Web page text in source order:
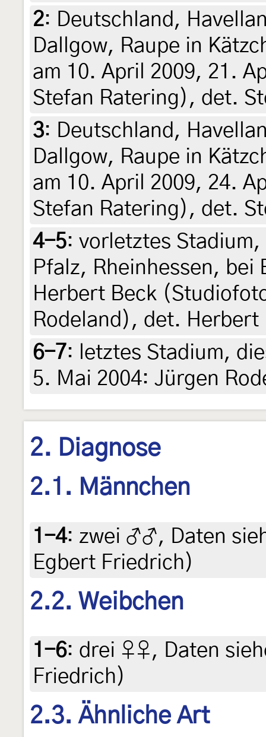
2: Deutschland,
Dallgow, Raupe in
am 10. April 2009, 21.
Stefan Ratering), det.
3: Deutschland,
Dallgow, Raupe in
am 10. April 2009, 24.
Stefan Ratering), det.
4-5: vorletztes
Pfalz, Rheinhessen,
Herbert Beck
Rodeland), det. Herbert
6-7:
letztes Stadium,
5. Mai 2004: Jürgen
2. Diagnose
2.1. Männchen
1-4: zwei ♂♂, Daten
Egbert Friedrich)
2.2. Weibchen
1-6: drei ♀♀, Daten
Friedrich)
2.3. Ähnliche Art